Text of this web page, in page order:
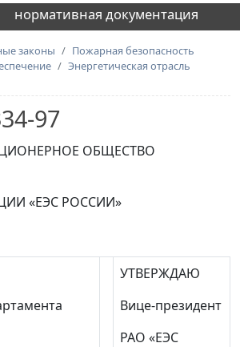
нормативная документация
законы
Пожарная безопасность
Энергетическая отрасль
97
ОБЩЕСТВО
«ЕЭС РОССИИ»
УТВЕРЖДАЮ
Вице-президент
РАО «ЕЭС